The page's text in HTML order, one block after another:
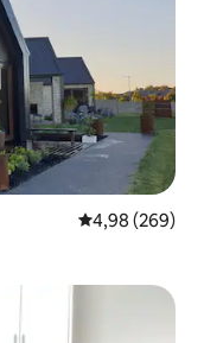
aimés
Note
4,98 (269)
aimés